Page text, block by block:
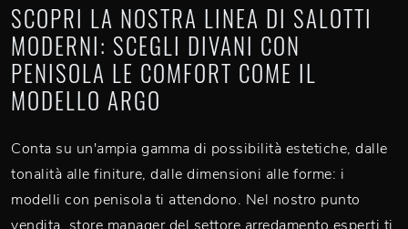
SCOPRI LA NOSTRA LINEA DI SALOTTI
MODERNI: SCEGLI DIVANI CON
PENISOLA LE COMFORT COME IL
MODELLO ARGO
Conta su un'ampia gamma di possibilità estetiche, dalle
tonalità alle finiture, dalle dimensioni alle forme: i
modelli con penisola ti attendono. Nel nostro punto